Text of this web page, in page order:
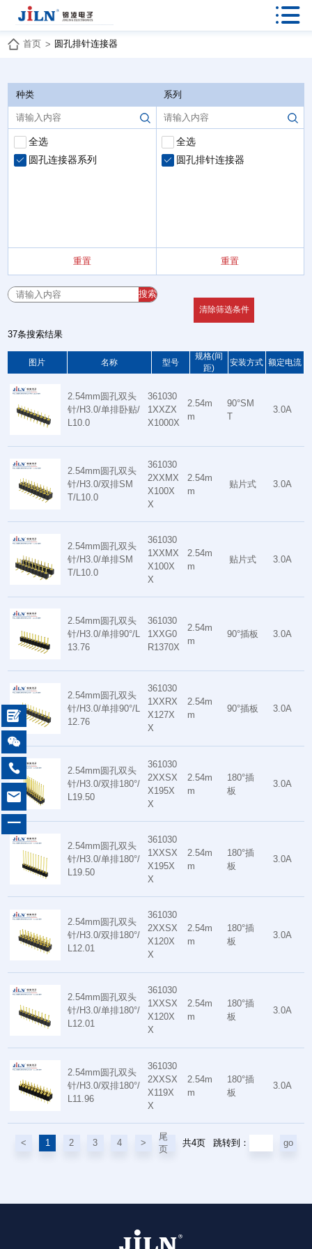

首页 > 圆孔排针连接器
种类
全选
圆孔连接器系列
重置
系列
全选
圆孔排针连接器
重置
搜索
清除筛选条件
37条搜索结果
图片 名称 型号
规格(间
距)
安装方式 额定电流
2.54mm圆孔双头
针/H3.0/单排卧贴/
L10.0
361030
1XXZX
X1000X
2.54m
m
90°SM
T
3.0A
2.54mm圆孔双头
针/H3.0/双排SM
T/L10.0
361030
2XXMX
X100X
X
2.54m
m
贴片式 3.0A
2.54mm圆孔双头
针/H3.0/单排SM
T/L10.0
361030
1XXMX
X100X
X
2.54m
m
贴片式 3.0A
2.54mm圆孔双头
针/H3.0/单排90°/L
13.76
361030
1XXG0
R1370X
2.54m
m
90°插板 3.0A
2.54mm圆孔双头
针/H3.0/单排90°/L
12.76
361030
1XXRX
X127X
X
2.54m
m
90°插板 3.0A
2.54mm圆孔双头
针/H3.0/双排180°/
L19.50
361030
2XXSX
X195X
X
2.54m
m
180°插
板
3.0A
2.54mm圆孔双头
针/H3.0/单排180°/
L19.50
361030
1XXSX
X195X
X
2.54m
m
180°插
板
3.0A
2.54mm圆孔双头
针/H3.0/双排180°/
L12.01
361030
2XXSX
X120X
X
2.54m
m
180°插
板
3.0A
2.54mm圆孔双头
针/H3.0/单排180°/
L12.01
361030
1XXSX
X120X
X
2.54m
m
180°插
板
3.0A
2.54mm圆孔双头
针/H3.0/双排180°/
L11.96
361030
2XXSX
X119X
X
2.54m
m
180°插
板
3.0A
< 1 2 3 4 >
尾
页
共4页 跳转到： go




一